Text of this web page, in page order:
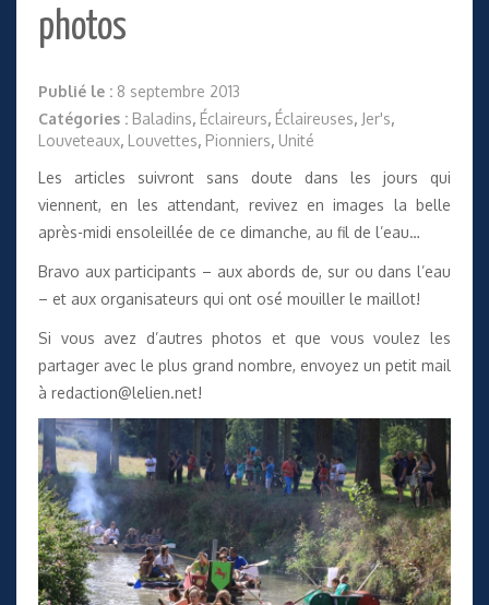
photos
Publié le : 8 septembre 2013
Catégories : Baladins, Éclaireurs, Éclaireuses, Jer's,
Louveteaux, Louvettes, Pionniers, Unité
Les articles suivront sans doute dans les jours qui
viennent, en les attendant, revivez en images la belle
après-midi ensoleillée de ce dimanche, au fil de l’eau…
Bravo aux participants – aux abords de, sur ou dans l’eau
– et aux organisateurs qui ont osé mouiller le maillot!
Si vous avez d’autres photos et que vous voulez les
partager avec le plus grand nombre, envoyez un petit mail
à redaction@lelien.net!